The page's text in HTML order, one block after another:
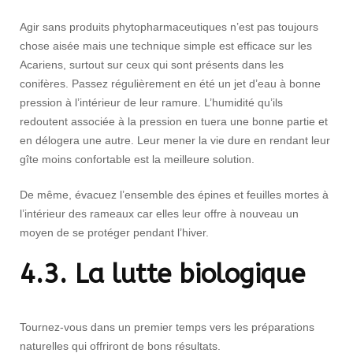
Agir sans produits phytopharmaceutiques n’est pas toujours
chose aisée mais une technique simple est efficace sur les
Acariens, surtout sur ceux qui sont présents dans les
conifères. Passez régulièrement en été un jet d’eau à bonne
pression à l’intérieur de leur ramure. L’humidité qu’ils
redoutent associée à la pression en tuera une bonne partie et
en délogera une autre. Leur mener la vie dure en rendant leur
gîte moins confortable est la meilleure solution.
De même, évacuez l’ensemble des épines et feuilles mortes à
l’intérieur des rameaux car elles leur offre à nouveau un
moyen de se protéger pendant l’hiver.
4.3. La lutte biologique
Tournez-vous dans un premier temps vers les préparations
naturelles qui offriront de bons résultats.